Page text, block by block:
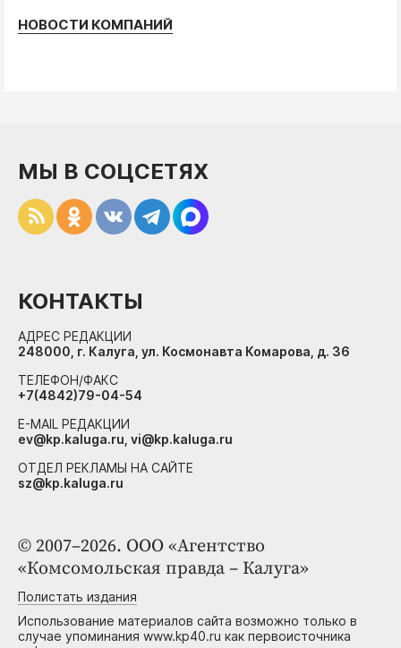
НОВОСТИ КОМПАНИЙ
© 2007–2026. ООО «Агентство
«Комсомольская правда – Калуга»
Полистать издания
Использование материалов сайта возможно только в
случае упоминания www.kp40.ru как первоисточника
МЫ В СОЦСЕТЯХ
КОНТАКТЫ
АДРЕС РЕДАКЦИИ
248000, г. Калуга, ул. Космонавта Комарова, д. 36
ТЕЛЕФОН/ФАКС
+7(4842)79-04-54
E-MAIL РЕДАКЦИИ
ev@kp.kaluga.ru, vi@kp.kaluga.ru
ОТДЕЛ РЕКЛАМЫ НА САЙТЕ
sz@kp.kaluga.ru